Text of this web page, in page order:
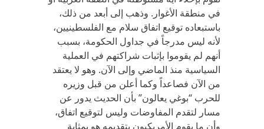
في منطقة الأغوار. وذهب إلى أبعد من ذلك،
باستبعاده توقيع اتفاق سلام مع الفلسطينيين،
لأنه ليس مدرجاً في جداول الحكومة، بسبب
أنهم لم يقوموا بإثبات شراكتهم في العملية
السياسية منذ الماضي وإلى الآن. وهو لا يعتقد
من الآن فصاعداً وكما أعلن من قبل وزيره
للحرب “بوغي يعالون” بأن الحديث يدور عن
مسار لتقدم المفاوضات وليس لتوقيع اتفاق،
وأن ما يقوم الأمريكيون بتقديمه هو بمثابة